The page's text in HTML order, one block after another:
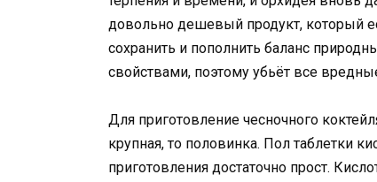
довольно дешевый продукт, который
сохранить и пополнить баланс
свойствами, поэтому убьёт все
Для приготовление чесночного
крупная, то половинка. Пол таблетки
приготовления достаточно прост.